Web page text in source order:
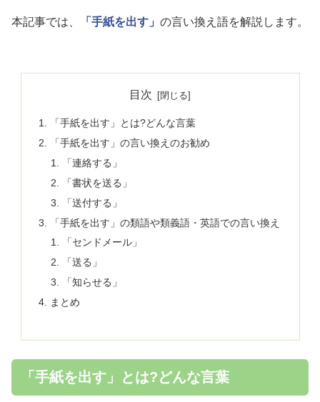
本記事では、 「手紙を出す」 の言い換え語を解説します。
目次
「手紙を出す」とは?どんな言葉
「手紙を出す」の言い換えのお勧め
「連絡する」
「書状を送る」
「送付する」
「手紙を出す」の類語や類義語・英語での言い換え
「センドメール」
「送る」
「知らせる」
まとめ
「手紙を出す」とは?どんな言葉